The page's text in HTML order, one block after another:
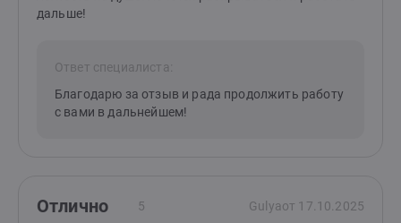
дальше!
Ответ специалиста:
Благодарю за отзыв и рада продолжить работу
с вами в дальнейшем!
Отлично 5 Gulyaот 17.10.2025